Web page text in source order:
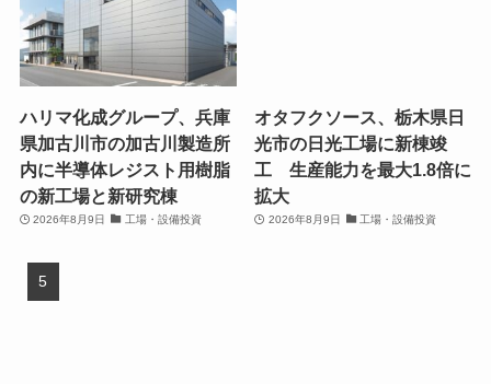
ハリマ化成グループ、兵庫
県加古川市の加古川製造所
内に半導体レジスト用樹脂
の新工場と新研究棟
2026年8月9日 工場・設備投資
オタフクソース、栃木県日
光市の日光工場に新棟竣
工 生産能力を最大1.8倍に
拡大
2026年8月9日 工場・設備投資